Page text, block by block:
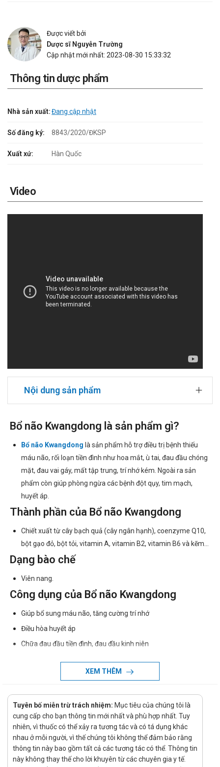
Được viết bởi
Dược sĩ Nguyễn Trường
Cập nhật mới nhất: 2023-08-30 15:33:32
Thông tin dược phẩm
Nhà sản xuất:Đang cập nhật
Số đăng ký: 8843/2020/ĐKSP
Xuất xứ: Hàn Quốc
Video
Nội dung sản phẩm
Bổ não Kwangdong là sản phẩm gì?
Bổ não Kwangdong là sản phẩm hỗ trợ điều trị bệnh thiếu
máu não, rối loạn tiền đình như hoa mắt, ù tai, đau đầu chóng
mặt, đau vai gáy, mất tập trung, trí nhớ kém. Ngoài ra sản
phẩm còn giúp phòng ngừa các bệnh đột qụy, tim mạch,
huyết áp.
Thành phần của Bổ não Kwangdong
Chiết xuất từ cây bạch quả (cây ngân hạnh), coenzyme Q10,
bột gạo đỏ, bột tỏi, vitamin A, vitamin B2, vitamin B6 và kẽm…
Dạng bào chế
Viên nang.
Công dụng của Bổ não Kwangdong
Giúp bổ sung máu não, tăng cường trí nhớ
Điều hòa huyết áp
Chữa đau đầu tiền đình, đau đầu kinh niên
Bảo vệ mạch máu não
tổn thương não
Hỗ trợ điều trị bệnh rối loạn tiền đình, đau nửa đầu, thiếu máu
não, ù tai, chóng mặt, tắc động mạch vành
Phòng bệnh cho những người có nguy cơ đột quỵ như cao
huyết áp, tim mạch, đái tháo đường.
XEM THÊM
Tuyên bố miễn trừ trách nhiệm: Mục tiêu của chúng tôi là
cung cấp cho bạn thông tin mới nhất và phù hợp nhất. Tuy
nhiên, vì thuốc có thể xảy ra tương tác và có tá dụng khác
nhau ở mỗi người, vì thế chúng tôi không thể đảm bảo rằng
thông tin này bao gồm tất cả các tương tác có thể. Thông tin
này không thay thế cho lời khuyên từ các chuyên gia y tế.